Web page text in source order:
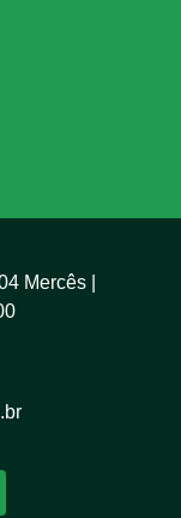
Mercês |